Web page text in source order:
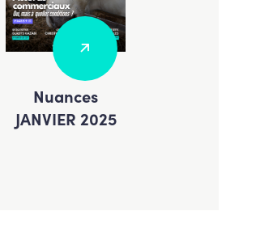
Nuances
JANVIER 2025